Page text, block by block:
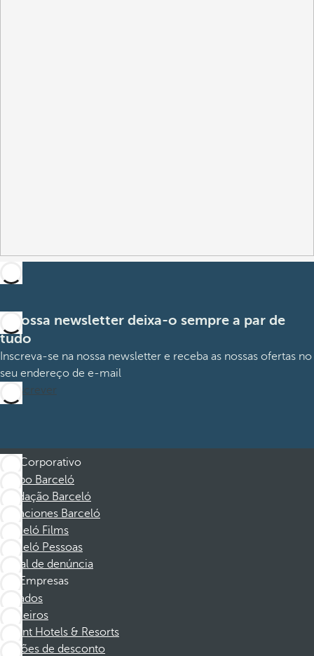
A nossa newsletter deixa-o sempre a par de
tudo
Inscreva-se na nossa newsletter e receba as nossas ofertas no
seu endereço de e-mail
Subscrever
Corporativo
Grupo Barceló
Fundação Barceló
Vacaciones Barceló
Barceló Films
Barceló Pessoas
Canal de denúncia
Empresas
Afiliados
Parceiros
Dorint Hotels & Resorts
Cupões de desconto